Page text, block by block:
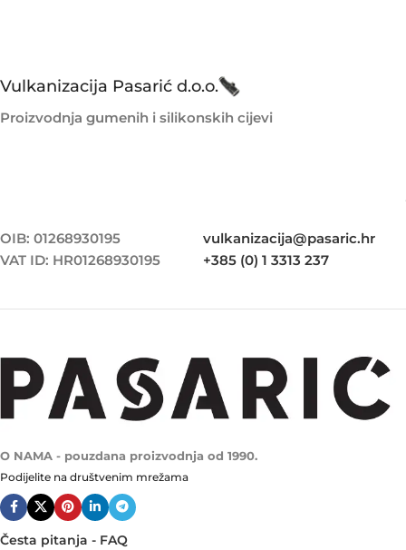
Vulkanizacija Pasarić d.o.o.
Proizvodnja gumenih i silikonskih cijevi
OIB: 01268930195
VAT ID: HR01268930195
vulkanizacija@pasaric.hr
+385 (0) 1 3313 237
O NAMA - pouzdana proizvodnja od 1990.
Podijelite na društvenim mrežama
Česta pitanja - FAQ